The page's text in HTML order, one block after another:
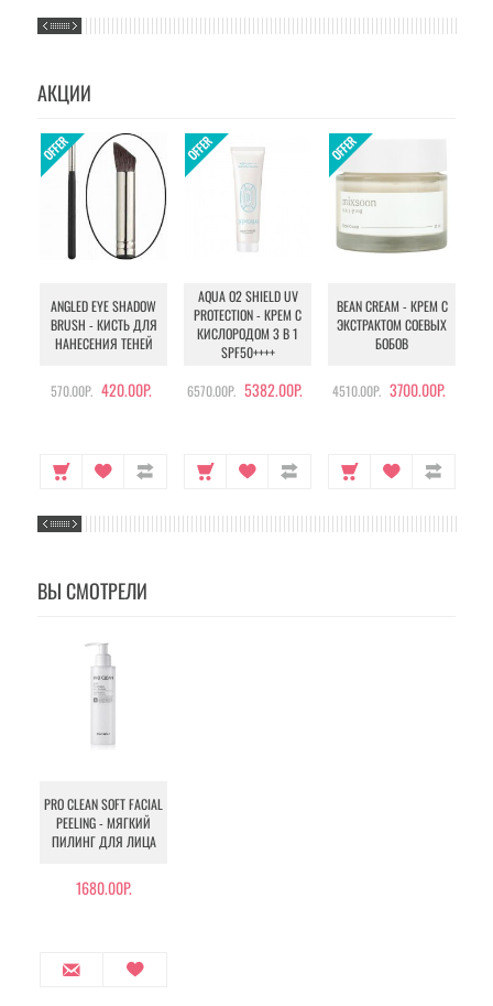
АКЦИИ
ANGLED EYE SHADOW
BRUSH - КИСТЬ ДЛЯ
НАНЕСЕНИЯ ТЕНЕЙ
570.00Р. 420.00Р.
AQUA O2 SHIELD UV
PROTECTION - КРЕМ С
КИСЛОРОДОМ 3 В 1
SPF50++++
6570.00Р. 5382.00Р.
BEAN CREAM - КРЕМ С
ЭКСТРАКТОМ СОЕВЫХ
БОБОВ
4510.00Р. 3700.00Р.
ВЫ СМОТРЕЛИ
PRO CLEAN SOFT FACIAL
PEELING - МЯГКИЙ
ПИЛИНГ ДЛЯ ЛИЦА
1680.00Р.